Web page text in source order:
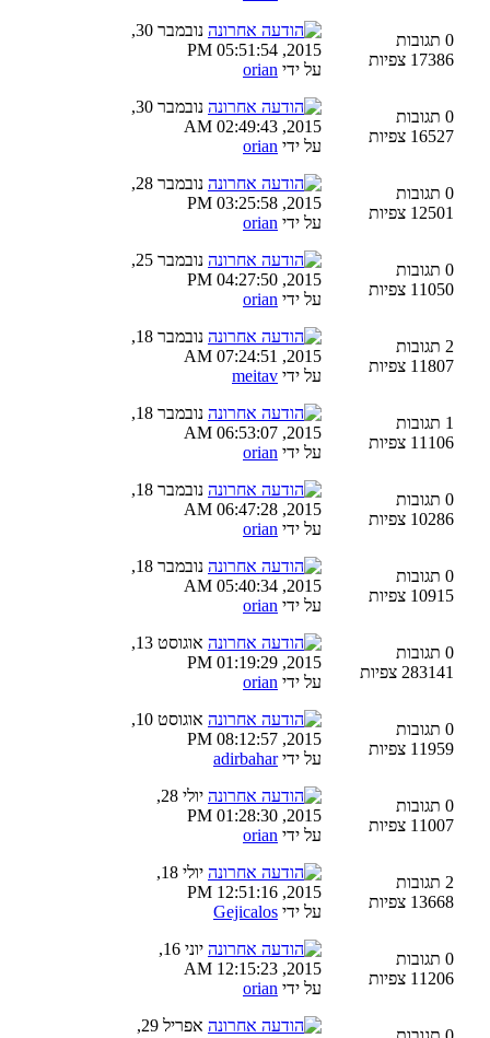
0 תגובות
17386 צפיות
נובמבר 30,
2015, 05:51:54 PM
על ידי orian
0 תגובות
16527 צפיות
נובמבר 30,
2015, 02:49:43 AM
על ידי orian
0 תגובות
12501 צפיות
נובמבר 28,
2015, 03:25:58 PM
על ידי orian
0 תגובות
11050 צפיות
נובמבר 25,
2015, 04:27:50 PM
על ידי orian
2 תגובות
11807 צפיות
נובמבר 18,
2015, 07:24:51 AM
על ידי meitav
1 תגובות
11106 צפיות
נובמבר 18,
2015, 06:53:07 AM
על ידי orian
0 תגובות
10286 צפיות
נובמבר 18,
2015, 06:47:28 AM
על ידי orian
0 תגובות
10915 צפיות
נובמבר 18,
2015, 05:40:34 AM
על ידי orian
0 תגובות
283141 צפיות
אוגוסט 13,
2015, 01:19:29 PM
על ידי orian
0 תגובות
11959 צפיות
אוגוסט 10,
2015, 08:12:57 PM
על ידיadirbahar
0 תגובות
11007 צפיות
יולי 28,
2015, 01:28:30 PM
על ידי orian
2 תגובות
13668 צפיות
יולי 18,
2015, 12:51:16 PM
על ידי Gejicalos
0 תגובות
11206 צפיות
יוני 16,
2015, 12:15:23 AM
על ידי orian
אפריל 29,